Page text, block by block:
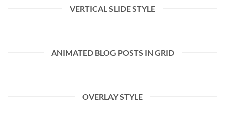
VERTICAL SLIDE STYLE
ANIMATED BLOG POSTS IN GRID
OVERLAY STYLE